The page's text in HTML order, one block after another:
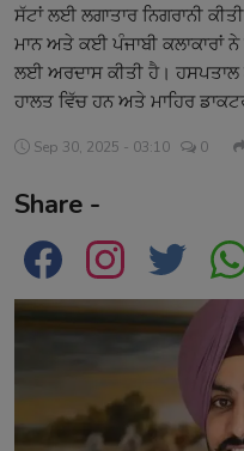
Gallery
Sponsors
ਸੱਟਾਂ ਲਈ ਲਗਾਤਾਰ ਨਿਗਰਾਨੀ
ਮਾਨ ਅਤੇ ਕਈ ਪੰਜਾਬੀ ਕਲਾਕਾਰਾਂ
ਲਈ ਅਰਦਾਸ ਕੀਤੀ ਹੈ।
ਹਾਲਤ ਵਿੱਚ ਹਨ ਅਤੇ ਮਾਹਿਰ
Sep 30, 2025 - 03:10 0
Share -